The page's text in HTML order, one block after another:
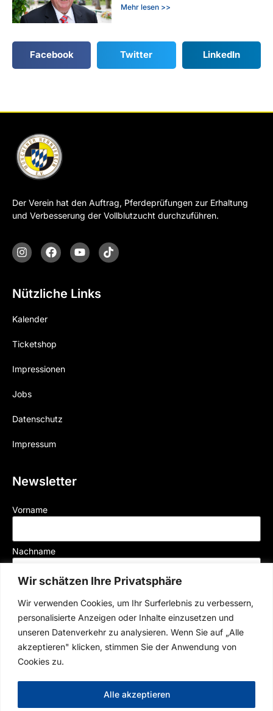
Wir schätzen Ihre Privatsphäre
Wir verwenden Cookies, um Ihr Surferlebnis zu verbessern,
personalisierte Anzeigen oder Inhalte einzusetzen und
unseren Datenverkehr zu analysieren. Wenn Sie auf „Alle
akzeptieren" klicken, stimmen Sie der Anwendung von
Cookies zu.
Alle akzeptieren
Mehr lesen >>
Facebook Twitter LinkedIn
Der Verein hat den Auftrag, Pferdeprüfungen zur Erhaltung
und Verbesserung der Vollblutzucht durchzuführen.
Nützliche Links
Kalender
Ticketshop
Impressionen
Jobs
Datenschutz
Impressum
Newsletter
Vorname
Nachname
Der Münchner Rennverein e.V. versendet Newsletter per E-Mail, mit welchen wir
Sie über aktuelle Veranstaltugen und News informieren. Durch Klick auf „Jetzt
abonnieren“ willigen Sie entsprechend unserer